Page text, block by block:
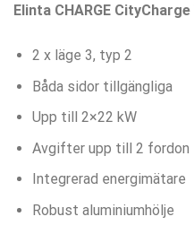
Elinta CHARGE
2 x läge 3, typ 2
Båda sidor tillgängliga
Upp till 2×22 kW
Avgifter upp till 2 fordon
Integrerad energimätare
Robust aluminiumhölje